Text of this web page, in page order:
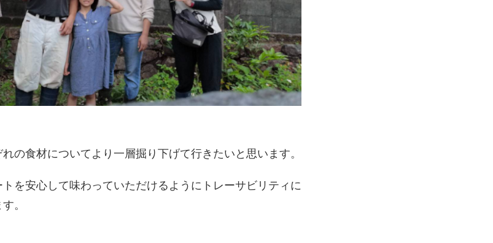
の食材についてより一層掘り下げて行きたいと思います。
を安心して味わっていただけるようにトレーサビリティに
。